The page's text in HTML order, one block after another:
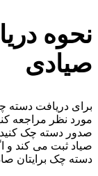
نحوه
صیادی
برای دریافت دسته
مورد نظر مراجعه
صدور دسته چک
صیاد ثبت می‌ کند و
دسته چک برایتان